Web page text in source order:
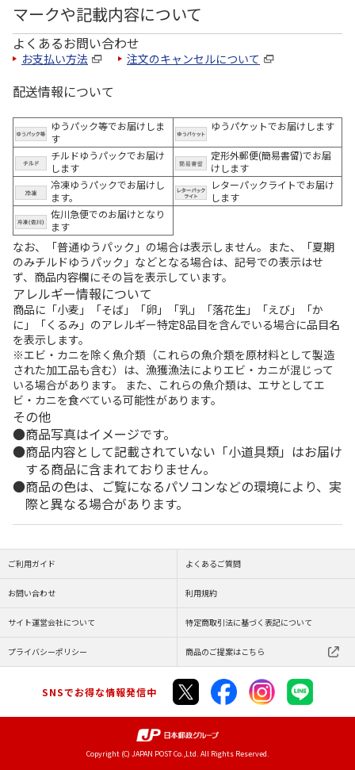
マークや記載内容について
よくあるお問い合わせ
お支払い方法 注文のキャンセルについて
配送情報について
ゆうパック等でお届けしま
す
ゆうパケットでお届けします
チルドゆうパックでお届け
します
定形外郵便(簡易書留)でお届
けします
冷凍ゆうパックでお届けし
ます。
レターパックライトでお届け
します
佐川急便でのお届けとなり
ます
なお、「普通ゆうパック」の場合は表示しません。また、「夏期
のみチルドゆうパック」などとなる場合は、記号での表示はせ
ず、商品内容欄にその旨を表示しています。
アレルギー情報について
商品に「小麦」「そば」「卵」「乳」「落花生」「えび」「か
に」「くるみ」のアレルギー特定8品目を含んでいる場合に品目名
を表示します。
※エビ・カニを除く魚介類（これらの魚介類を原材料として製造
された加工品も含む）は、漁獲漁法によりエビ・カニが混じって
いる場合があります。 また、これらの魚介類は、エサとしてエ
ビ・カニを食べている可能性があります。
その他
商品写真はイメージです。
商品内容として記載されていない「小道具類」はお届け
する商品に含まれておりません。
商品の色は、ご覧になるパソコンなどの環境により、実
際と異なる場合があります。
ご利用ガイド よくあるご質問
お問い合わせ 利用規約
サイト運営会社について 特定商取引法に基づく表記について
プライバシーポリシー 商品のご提案はこちら
SNSでお得な情報発信中
Copyright (C) JAPAN POST Co.,Ltd. All Rights Reserved.